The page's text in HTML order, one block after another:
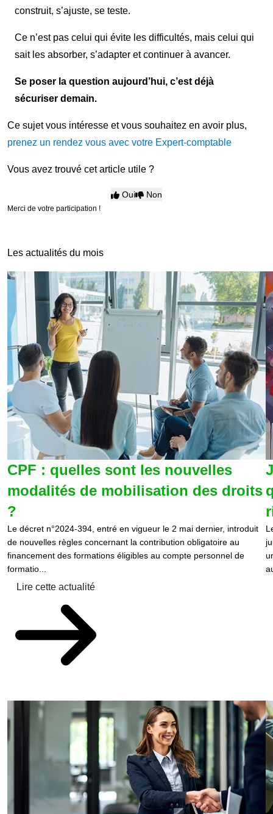
construit, s’ajuste, se teste.
Ce n’est pas celui qui évite les difficultés, mais celui qui
sait les absorber, s’adapter et continuer à avancer.
Se poser la question aujourd’hui, c’est déjà
sécuriser demain.
Ce sujet vous intéresse et vous souhaitez en avoir plus,
prenez un rendez vous avec votre Expert-comptable
Vous avez trouvé cet article utile ?
Oui Non
Merci de votre participation !
Les actualités du mois
CPF : quelles sont les nouvelles
modalités de mobilisation des droits
?
Le décret n°2024-394, entré en vigueur le 2 mai dernier, introduit
de nouvelles règles concernant la contribution obligatoire au
financement des formations éligibles au compte personnel de
formatio...
Lire cette actualité